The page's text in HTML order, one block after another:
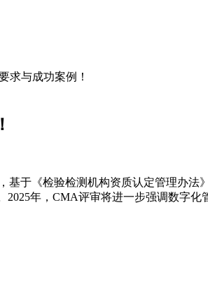
求与成功案例！
基于《检验检测机构资质认定管理办法
年，CMA评审将进一步强调数字